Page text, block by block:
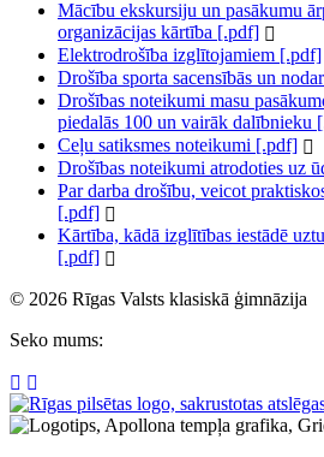
Mācību ekskursiju un pasākumu
organizācijas kārtība [.pdf]
Elektrodrošība izglītojamiem [.pdf]
Drošība sporta sacensībās un
Drošības noteikumi masu
piedalās 100 un vairāk dalībnieku
Ceļu satiksmes noteikumi [.pdf]
Drošības noteikumi atrodoties uz
Par darba drošību, veicot
[.pdf]
Kārtība, kādā izglītības iestādē
[.pdf]
© 2026 Rīgas Valsts klasiskā ģimnāzija
Seko mums: